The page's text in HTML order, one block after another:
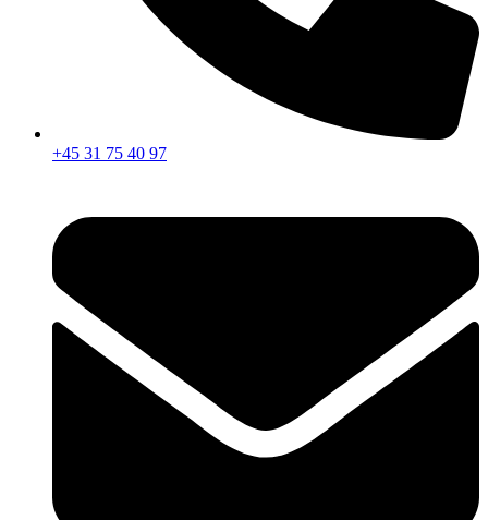
+45 31 75 40 97